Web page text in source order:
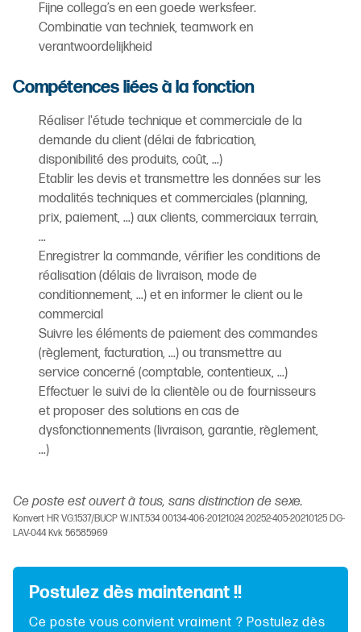
Fijne collega’s en een goede werksfeer.
Combinatie van techniek, teamwork en
verantwoordelijkheid
Compétences liées à la fonction
Réaliser l'étude technique et commerciale de la
demande du client (délai de fabrication,
disponibilité des produits, coût, ...)
Etablir les devis et transmettre les données sur les
modalités techniques et commerciales (planning,
prix, paiement, ...) aux clients, commerciaux terrain,
...
Enregistrer la commande, vérifier les conditions de
réalisation (délais de livraison, mode de
conditionnement, ...) et en informer le client ou le
commercial
Suivre les éléments de paiement des commandes
(règlement, facturation, ...) ou transmettre au
service concerné (comptable, contentieux, ...)
Effectuer le suivi de la clientèle ou de fournisseurs
et proposer des solutions en cas de
dysfonctionnements (livraison, garantie, règlement,
...)
Ce poste est ouvert à tous, sans distinction de sexe.
Konvert HR VG.1537/BUCP W.INT.534 00134-406-20121024 20252-405-20210125 DG-
LAV-044 Kvk 56585969
Postulez dès maintenant !!
Ce poste vous convient vraiment ? Postulez dès